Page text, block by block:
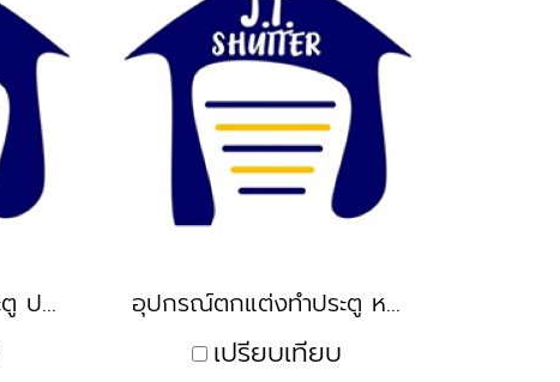
ล้อประตูยืด อะไหล่ประตู ประตูม้วน อุปกรณ์ตกแต่งทำประตู หน้าต่าง ลายดอกไม้
เปรียบเทียบ